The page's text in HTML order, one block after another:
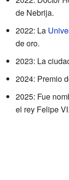
de Nebrija.
2022: La
de oro.
2023: La
2024: Premio
2025: Fue
el rey Felipe VI.